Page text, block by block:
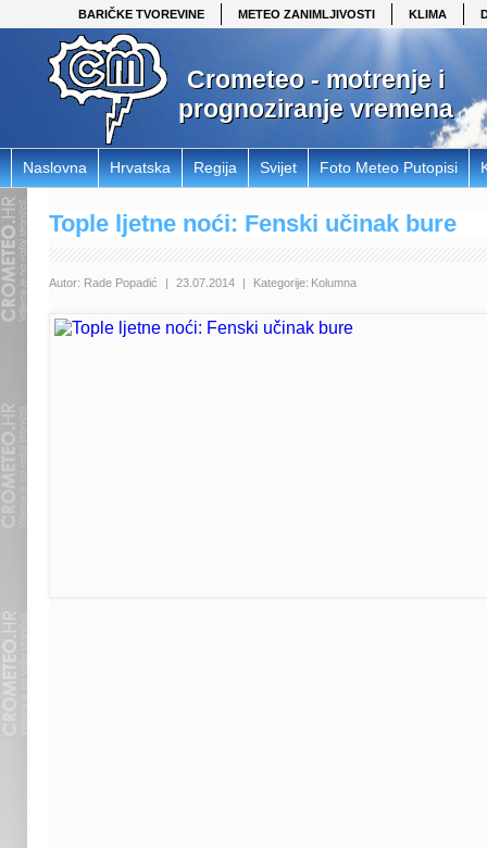
BARIČKE TVOREVINE METEO ZANIMLJIVOSTI KLIMA
Crometeo - motrenje i
prognoziranje vremena
Naslovna Hrvatska Regija Svijet Foto Meteo Putopisi
Tople ljetne noći: Fenski učinak bure
Autor: Rade Popadić | 23.07.2014 | Kategorije: Kolumna